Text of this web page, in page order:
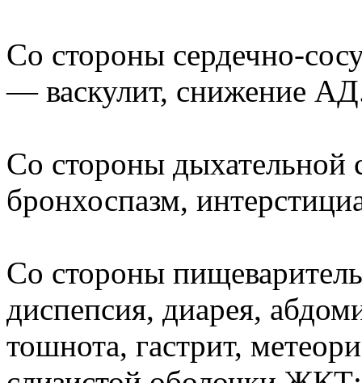
Со стороны сердечно-
— васкулит, снижение
Со стороны
бронхоспазм,
Со стороны
диспепсия, диарея,
тошнота, гастрит,